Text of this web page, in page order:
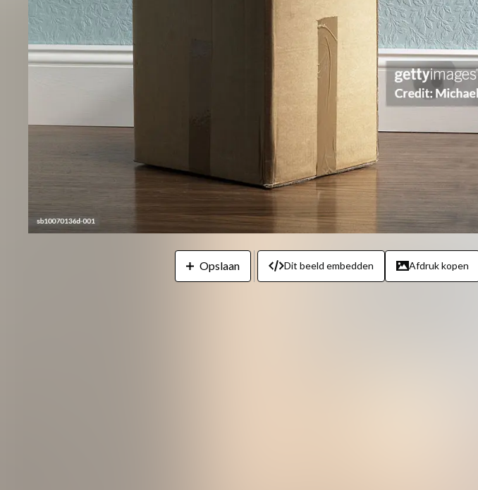
Opslaan Dit beeld embedden Afdruk kopen